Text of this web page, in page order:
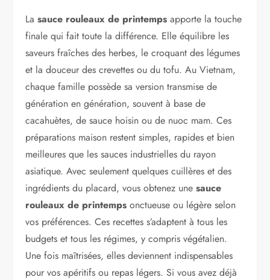
Lasauce rouleaux de printemps apporte la touche
finale qui fait toute la différence. Elle équilibre les
saveurs fraîches des herbes, le croquant des légumes
et la douceur des crevettes ou du tofu. Au Vietnam,
chaque famille possède sa version transmise de
génération en génération, souvent à base de
cacahuètes, de sauce hoisin ou de nuoc mam. Ces
préparations maison restent simples, rapides et bien
meilleures que les sauces industrielles du rayon
asiatique. Avec seulement quelques cuillères et des
ingrédients du placard, vous obtenez unesauce
rouleaux de printemps onctueuse ou légère selon
vos préférences. Ces recettes s’adaptent à tous les
budgets et tous les régimes, y compris végétalien.
Une fois maîtrisées, elles deviennent indispensables
pour vos apéritifs ou repas légers. Si vous avez déjà